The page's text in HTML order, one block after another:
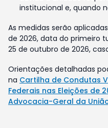
institucional e, quando
As medidas serão
de 2026, data do primeiro
25 de outubro de 2026,
Orientações detalhadas
na Cartilha de Condutas
Federais nas Eleições de
Advocacia-Geral da